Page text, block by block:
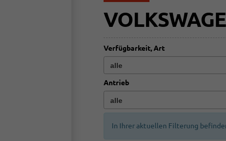
Verfügbarkeit, Art
Antrieb
In Ihrer aktuellen Filterung